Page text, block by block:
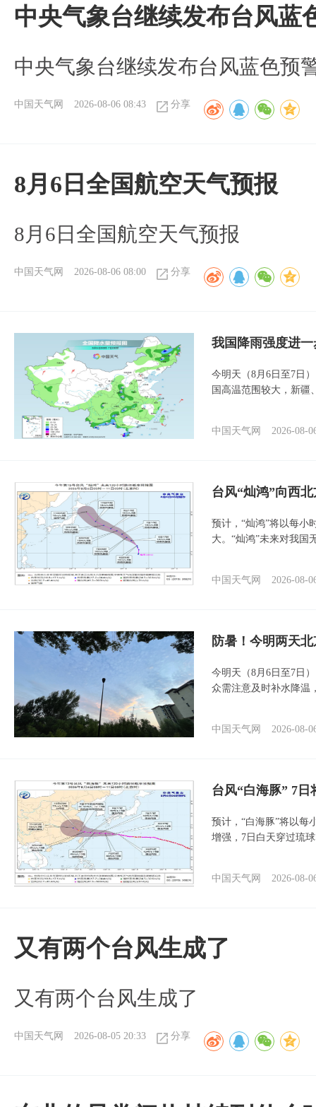
中央气象台继续发布台风蓝
中央气象台继续发布台风蓝色预
中国天气网 2026-08-06 08:43 分享
8月6日全国航空天气预报
8月6日全国航空天气预报
中国天气网 2026-08-06 08:00 分享
我国降雨强度进
今明天（8月6日至7日
国高温范围较大，新疆
中国天气网 2026-08-
台风“灿鸿”向西
预计，“灿鸿”将以每小
大。“灿鸿”未来对我国
中国天气网 2026-08-
防暑！今明两天
今明天（8月6日至7日
众需注意及时补水降温
中国天气网 2026-08-
台风“白海豚” 7
预计，“白海豚”将以每
增强，7日白天穿过琉
中国天气网 2026-08-
又有两个台风生成了
又有两个台风生成了
中国天气网 2026-08-05 20:33 分享